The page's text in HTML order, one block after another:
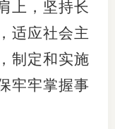
上，坚持长
适应社会主
制定和实施
牢牢掌握事